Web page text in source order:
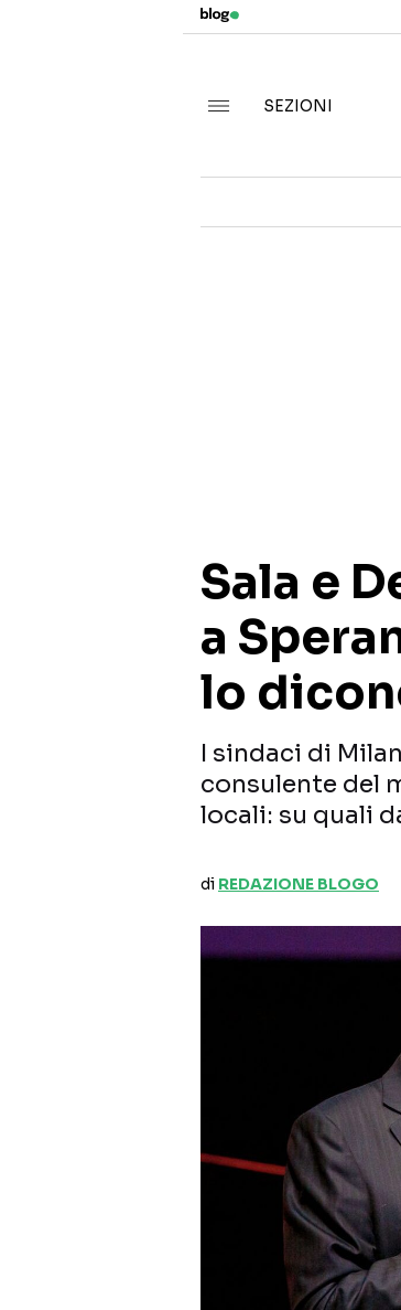
SEZIONI
Sala e
a
lo
I sindaci di
consulente del
locali: su quali
di REDAZIONE BLOGO